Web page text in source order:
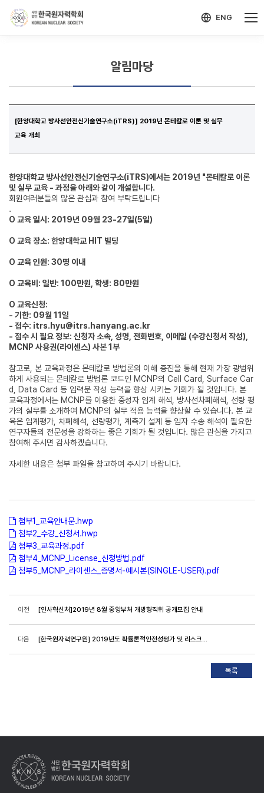
ENG
알림마당
[한양대학교 방사선안전신기술연구소(iTRS)] 2019년 몬테칼로 이론 및 실무
교육 개최
한양대학교 방사선안전신기술연구소(iTRS)에서는 2019년 "몬테칼로 이론
및 실무 교육 - 과정을 아래와 같이 개설합니다.
회원여러분들의 많은 관심과 참여 부탁드립니다
.
O 교육 일시: 2019년 09월 23-27일(5일)
O 교육 장소: 한양대학교 HIT 빌딩
O 교육 인원: 30명 이내
O 교육비: 일반: 100만원, 학생: 80만원
O 교육신청:
- 기한: 09월 11일
- 접수: itrs.hyu@itrs.hanyang.ac.kr
- 접수 시 필요 정보: 신청자 소속, 성명, 전화번호, 이메일 (수강신청서 작성),
MCNP 사용권(라이센스) 사본 1부
참고로, 본 교육과정은 몬테칼로 방법론의 이해 증진을 통해 현재 가장 광범위
하게 사용되는 몬테칼로 방법론 코드인 MCNP의 Cell Card, Surface Car
d, Data Card 등 입력문 작성 능력을 향상 시키는 기회가 될 것입니다. 본
교육과정에서는 MCNP를 이용한 중성자 임계 해석, 방사선차폐해석, 선량 평
가의 실무를 소개하여 MCNP의 실무 적용 능력을 향상할 수 있습니다. 본 교
육은 임계평가, 차폐해석, 선량평가, 계측기 설계 등 입자 수송 해석이 필요한
연구자들의 전문성을 강화하는 좋은 기회가 될 것입니다. 많은 관심을 가지고
참여해 주시면 감사하겠습니다.
자세한 내용은 첨부 파일을 참고하여 주시기 바랍니다.
첨부1_교육안내문.hwp
첨부2_수강_신청서.hwp
첨부3_교육과정.pdf
첨부4_MCNP_License_신청방법.pdf
첨부5_MCNP_라이센스_증명서-예시본(SINGLE-USER).pdf
이전 [인사혁신처]2019년 8월 중앙부처 개방형직위 공개모집 안내
다음 [한국원자력연구원] 2019년도 확률론적안전성평가 및 리스크정보활용 과정 안내